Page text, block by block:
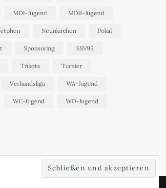
MDI-Jugend MDII-Jugend
Neunkirchen Pokal
Sponsoring SSV95
Trikots Turnier
Verbandsliga WA-Jugend
WC-Jugend WD-Jugend